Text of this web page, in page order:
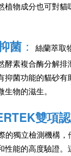
植物成分也可對貓
菌 ：
絲蘭萃取
酵素複合酶分解排
抑菌功能的貓砂有
物的滋生。
雙項
的獨立檢測機構，
性能的高度驗證。